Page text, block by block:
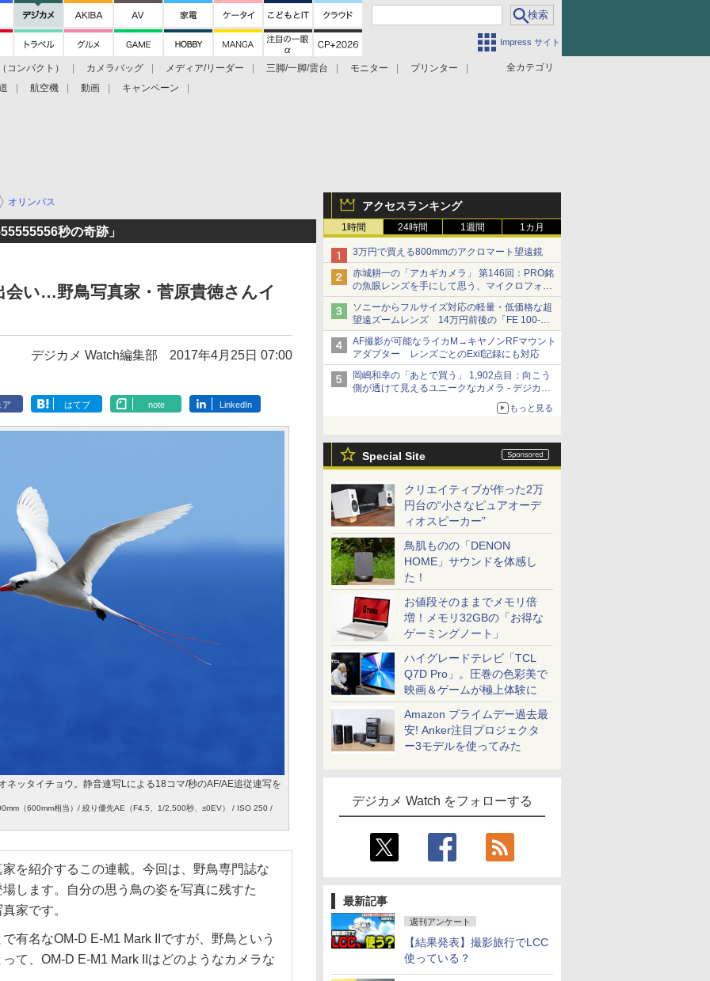
Impress サイト
全カテゴリ
コンパクト） カメラバッグ メディア/リーダー 三脚/一脚/雲台 モニター
プリンター
航空機 動画 キャンペーン
アクセスランキング
1時間 24時間 1週間 1カ月
3万円で買える800mmのアクロマート望遠鏡
赤城耕一の「アカギカメラ」 第146回：PRO銘
の魚眼レンズを手にして思う、マイクロフォー
サーズへの期待と可能性
ソニーからフルサイズ対応の軽量・低価格な超
望遠ズームレンズ 14万円前後の「FE 100-
400mm F5.6-8 OSS」
AF撮影が可能なライカM→キヤノンRFマウント
アダプター レンズごとのExif記録にも対応
岡嶋和幸の「あとで買う」 1,902点目：向こう
側が透けて見えるユニークなカメラ - デジカメ
もっと見る
Special Site
クリエイティブが作った2万
円台の“小さなピュアオーデ
ィオスピーカー”
鳥肌ものの「DENON
HOME」サウンドを体感し
た！
お値段そのままでメモリ倍
増！メモリ32GBの「お得な
ゲーミングノート」
ハイグレードテレビ「TCL
Q7D Pro」。圧巻の色彩美で
映画＆ゲームが極上体験に
Amazon プライムデー過去最
安! Anker注目プロジェクタ
ー3モデルを使ってみた
デジカメ Watch をフォローする
最新記事
週刊アンケート
【結果発表】撮影旅行でLCC
使っている？
オリンパス
秒の奇跡」
い…野鳥写真家・菅原貴徳さんイ
デジカメ Watch編集部 2017年4月25日 07:00
ア はてブ note LinkedIn
ネッタイチョウ。静音連写Lによる18コマ/秒のAF/AE追従連写を
（600mm相当）/ 絞り優先AE（F4.5、1/2,500秒、±0EV） / ISO 250 /
を紹介するこの連載。今回は、野鳥専門誌な
します。自分の思う鳥の姿を写真に残すた
家です。
有名なOM-D E-M1 Mark IIですが、野鳥という
て、OM-D E-M1 Mark IIはどのようなカメラな